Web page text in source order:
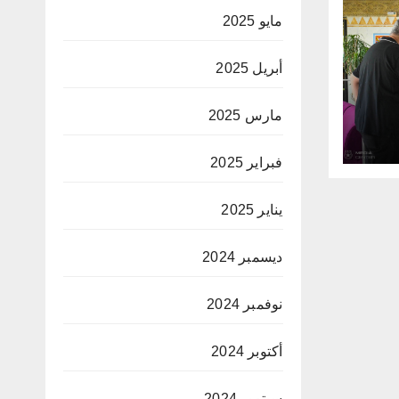
مايو 2025
أبريل 2025
مارس 2025
فبراير 2025
يناير 2025
ديسمبر 2024
نوفمبر 2024
أكتوبر 2024